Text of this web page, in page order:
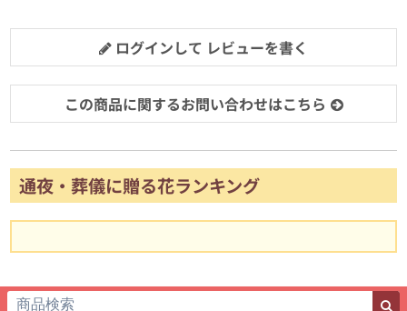
ログインして レビューを書く
この商品に関するお問い合わせはこちら
通夜・葬儀に贈る花ランキング